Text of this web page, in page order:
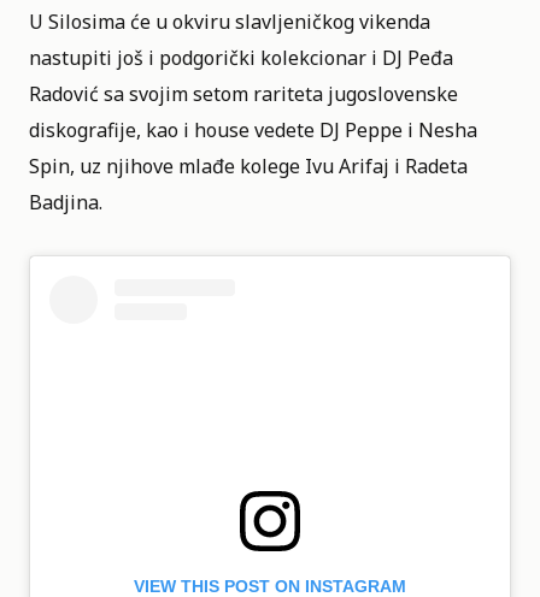
U Silosima će u okviru slavljeničkog vikenda
nastupiti još i podgorički kolekcionar i DJ Peđa
Radović sa svojim setom rariteta jugoslovenske
diskografije, kao i house vedete DJ Peppe i Nesha
Spin, uz njihove mlađe kolege Ivu Arifaj i Radeta
Badjina.
VIEW THIS POST ON INSTAGRAM